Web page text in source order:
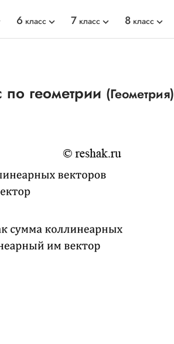
6 класс 7 класс 8 класс
геометрии (Геометрия)